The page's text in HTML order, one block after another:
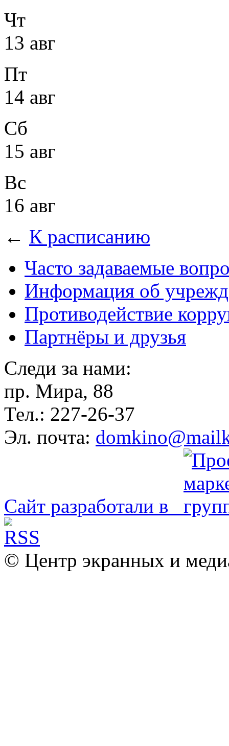
Чт
13 авг
Пт
14 авг
Сб
15 авг
Вс
16 авг
← К расписанию
Часто задаваемые
Информация об
Противодействие
Партнёры и друзья
Следи за нами:
пр. Мира, 88
Тел.: 227-26-37
Эл. почта:
Сайт разработали в
© Центр экранных и